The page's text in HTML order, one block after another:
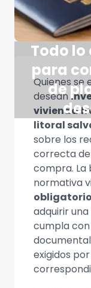
Todo lo
para
de
Quienes se
desean
vivienda
litoral
sobre los
correcta
compra. La
normativa
adquirir
cumpla
exigidos